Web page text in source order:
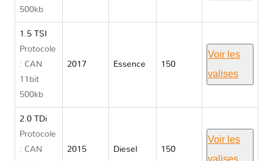
500kb
1.5 TSI
Protocole
: CAN
11bit
500kb
2017 Essence 150
Voir les
valises
2.0 TDi
Protocole
: CAN
2015 Diesel 150
Voir les